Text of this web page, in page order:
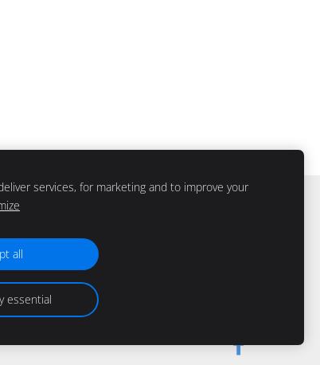
services, for marketing and to improve your
all
essential